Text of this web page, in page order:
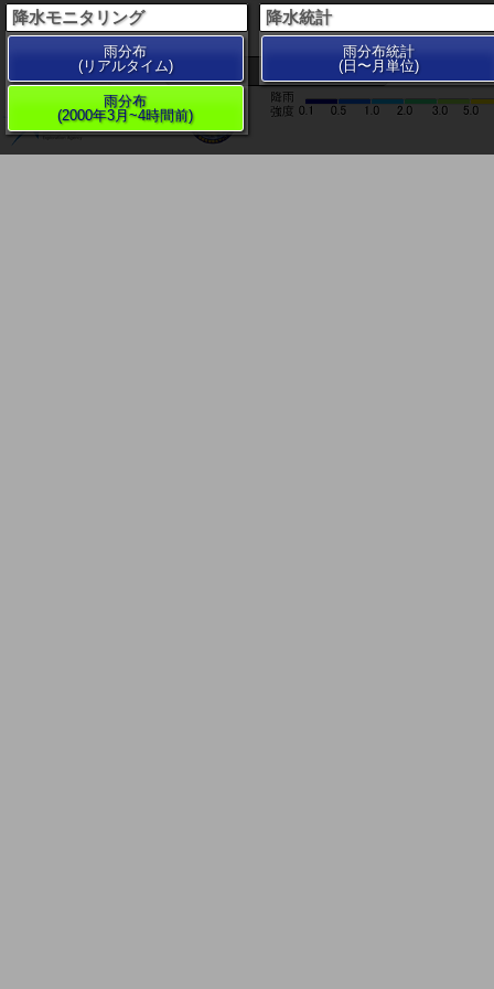
200 km
降水モニタリング
雨分布
(リアルタイム)
雨分布
(2000年3月~4時間前)
降水統計
雨分布統計
(日〜月単位)